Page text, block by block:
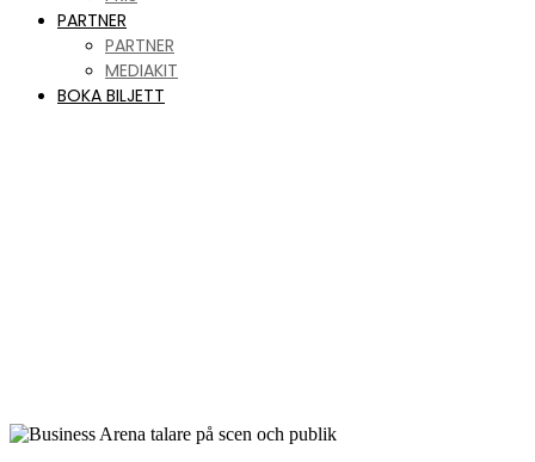
PARTNER
PARTNER
MEDIAKIT
BOKA BILJETT